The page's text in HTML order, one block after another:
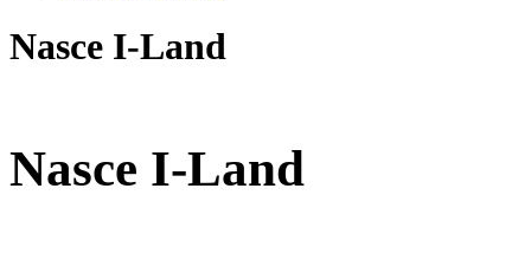
Nasce I-Land
Nasce I-Land